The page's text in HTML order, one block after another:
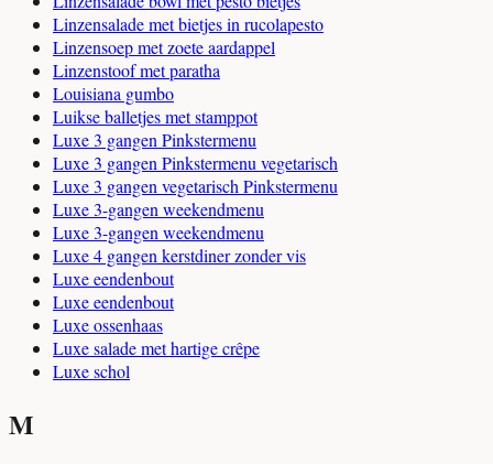
Linzensalade met bietjes in rucolapesto
Linzensoep met zoete aardappel
Linzenstoof met paratha
Louisiana gumbo
Luikse balletjes met stamppot
Luxe 3 gangen Pinkstermenu
Luxe 3 gangen Pinkstermenu vegetarisch
Luxe 3 gangen vegetarisch Pinkstermenu
Luxe 3-gangen weekendmenu
Luxe 3-gangen weekendmenu
Luxe 4 gangen kerstdiner zonder vis
Luxe eendenbout
Luxe eendenbout
Luxe ossenhaas
Luxe salade met hartige crêpe
Luxe schol
M